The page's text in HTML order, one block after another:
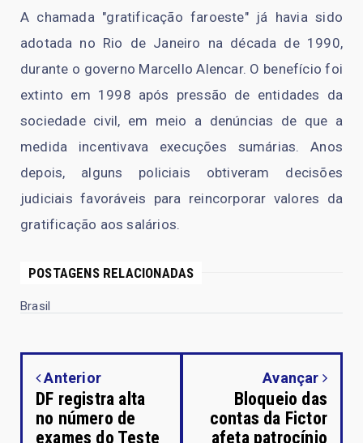
A chamada "gratificação faroeste" já havia sido
adotada no Rio de Janeiro na década de 1990,
durante o governo Marcello Alencar. O benefício foi
extinto em 1998 após pressão de entidades da
sociedade civil, em meio a denúncias de que a
medida incentivava execuções sumárias. Anos
depois, alguns policiais obtiveram decisões
judiciais favoráveis para reincorporar valores da
gratificação aos salários.
POSTAGENS RELACIONADAS
Brasil
Anterior
DF registra alta
no número de
exames do Teste
Avançar
Bloqueio das
contas da Fictor
afeta patrocínio